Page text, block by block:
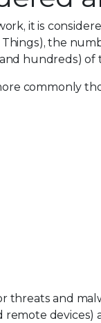
it is
the
hundreds) of
commonly
threats and
remote devices)